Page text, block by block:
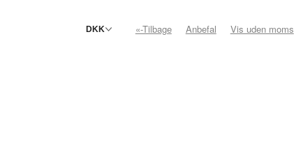
«-Tilbage Anbefal Vis uden moms